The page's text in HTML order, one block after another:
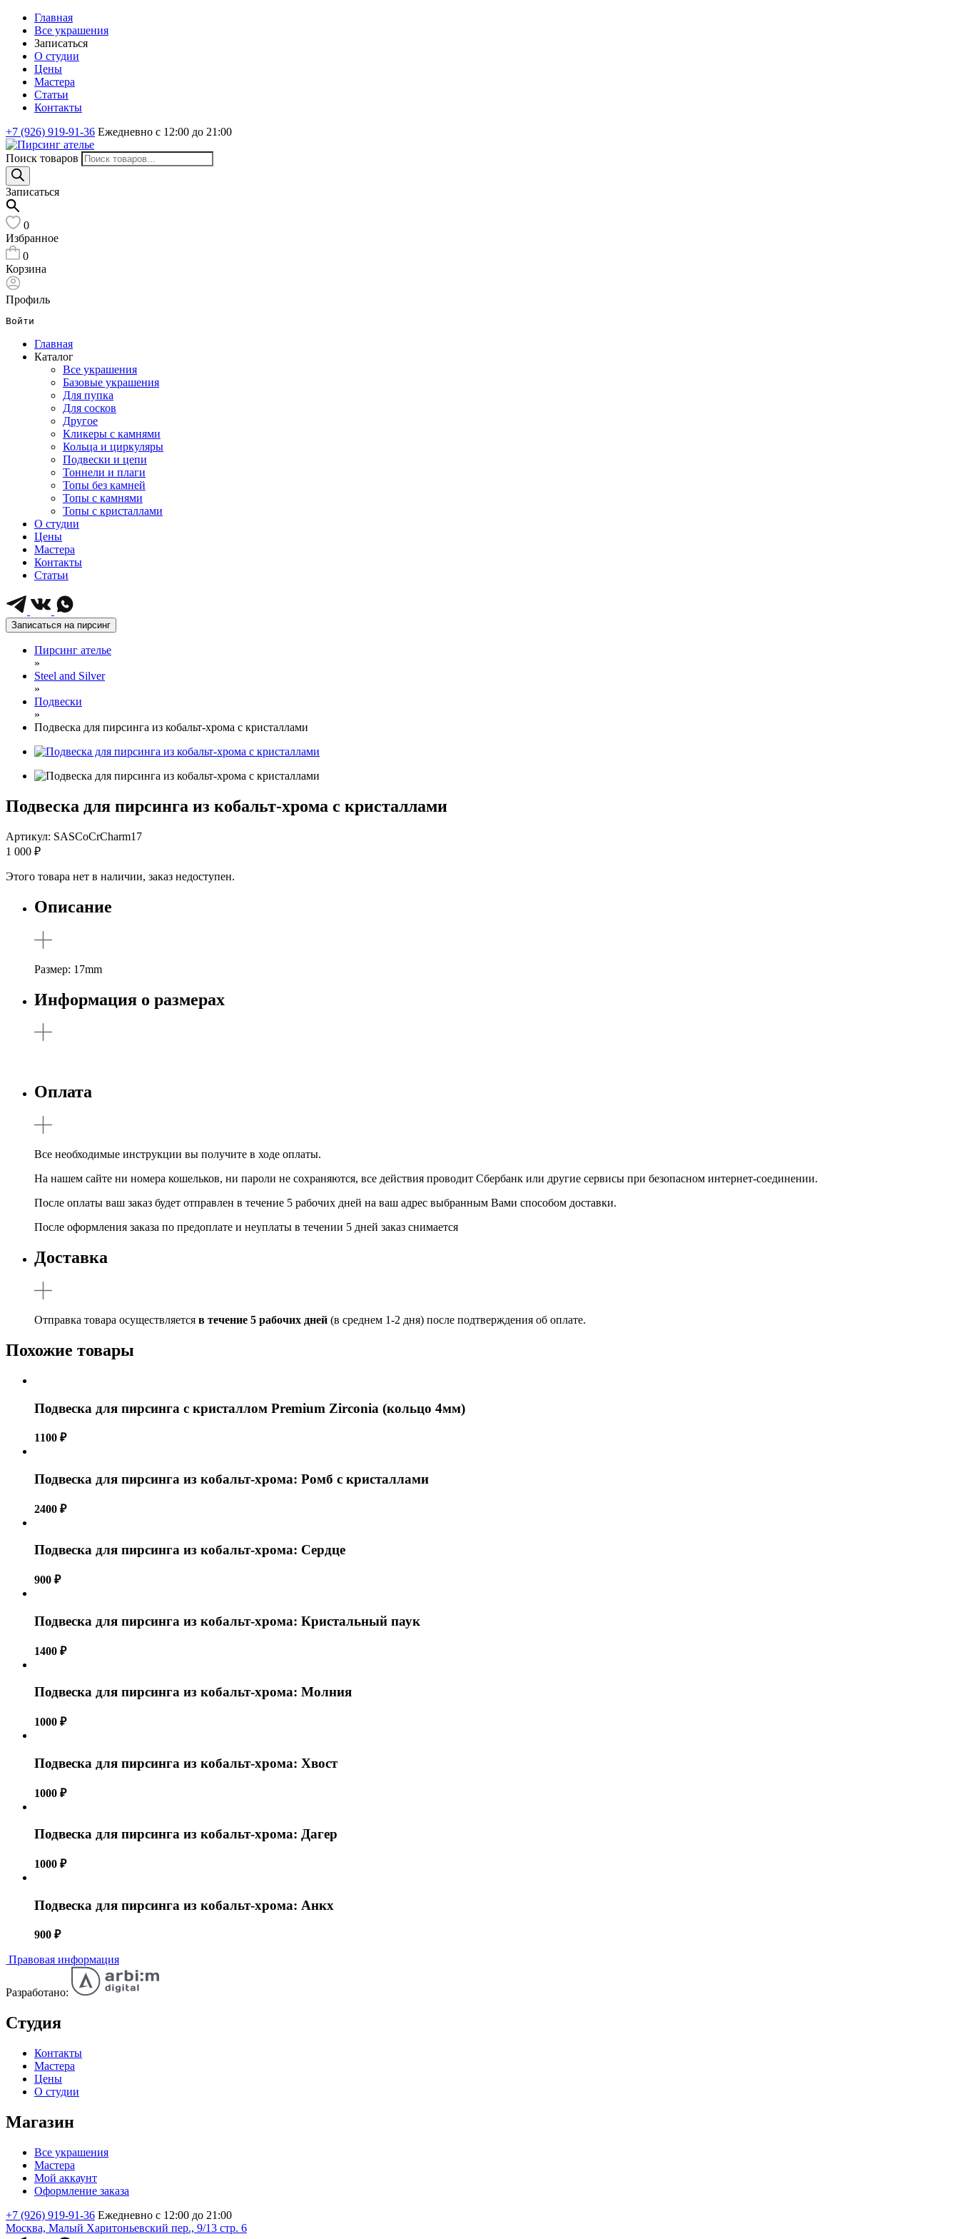
Главная
Все украшения
Записаться
О студии
Цены
Мастера
Статьи
Контакты
+7 (926) 919-91-36 Ежедневно с 12:00 до 21:00
Поиск товаров
Записаться
0
Избранное
0
Корзина
Профиль
Войти
Главная
Каталог
Все украшения
Базовые украшения
Для пупка
Для сосков
Другое
Кликеры с камнями
Кольца и циркуляры
Подвески и цепи
Тоннели и плаги
Топы без камней
Топы с камнями
Топы с кристаллами
О студии
Цены
Мастера
Контакты
Статьи
Записаться на пирсинг
Пирсинг ателье
»
Steel and Silver
»
Подвески
»
Подвеска для пирсинга из кобальт-хрома с кристаллами
Подвеска для пирсинга из кобальт-хрома с кристаллами
Артикул: SASCoCrCharm17
1 000 ₽
Этого товара нет в наличии, заказ недоступен.
Описание
Размер: 17mm
Информация о размерах
Оплата
Все необходимые инструкции вы получите в ходе оплаты.
На нашем сайте ни номера кошельков, ни пароли не сохраняются, все действия проводит Сбербанк или другие сервисы при безопасном интернет-соединении.
После оплаты ваш заказ будет отправлен в течение 5 рабочих дней на ваш адрес выбранным Вами способом доставки.
После оформления заказа по предоплате и неуплаты в течении 5 дней заказ снимается
Доставка
Отправка товара осуществляется в течение 5 рабочих дней (в среднем 1-2 дня) после подтверждения об оплате.
Похожие товары
Подвеска для пирсинга с кристаллом Premium Zirconia (кольцо 4мм)
1100 ₽
Подвеска для пирсинга из кобальт-хрома: Ромб с кристаллами
2400 ₽
Подвеска для пирсинга из кобальт-хрома: Сердце
900 ₽
Подвеска для пирсинга из кобальт-хрома: Кристальный паук
1400 ₽
Подвеска для пирсинга из кобальт-хрома: Молния
1000 ₽
Подвеска для пирсинга из кобальт-хрома: Хвост
1000 ₽
Подвеска для пирсинга из кобальт-хрома: Дагер
1000 ₽
Подвеска для пирсинга из кобальт-хрома: Анкх
900 ₽
Правовая информация
Разработано:
Студия
Контакты
Мастера
Цены
О студии
Магазин
Все украшения
Мастера
Мой аккаунт
Оформление заказа
+7 (926) 919-91-36 Ежедневно с 12:00 до 21:00
Москва, Малый Харитоньевский пер., 9/13 стр. 6